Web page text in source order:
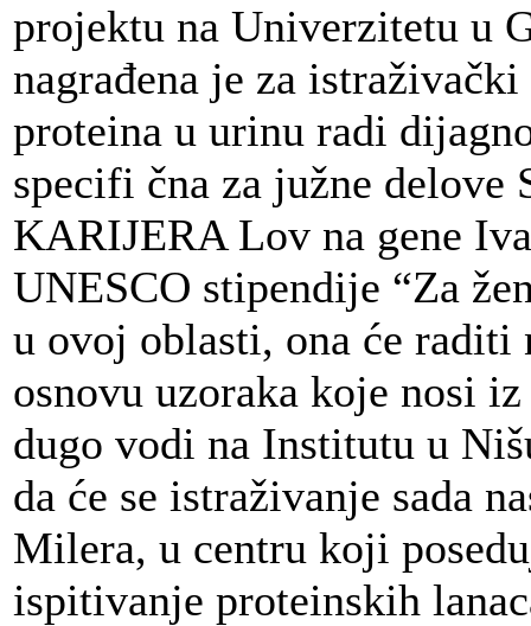
projektu na Univerzitetu u
nagrađena je za
proteina u urinu radi
specifi čna za južne
KARIJERA Lov na gene
UNESCO stipendije “Za
u ovoj oblasti, ona će
osnovu uzoraka koje nosi
dugo vodi na Institutu u
da će se istraživanje sada
Milera, u centru koji
ispitivanje proteinskih